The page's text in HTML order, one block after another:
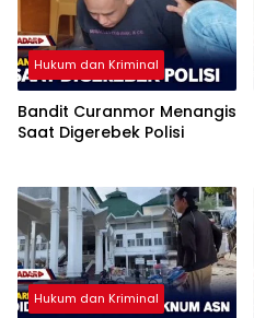
Hukum dan Kriminal
Bandit Curanmor Menangis
Saat Digerebek Polisi
Hukum dan Kriminal